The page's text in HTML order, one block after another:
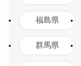
福島県
群馬県